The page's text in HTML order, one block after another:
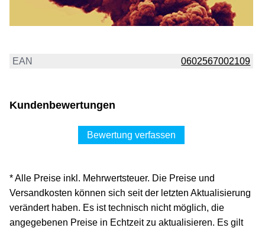
EAN 0602567002109
Kundenbewertungen
Bewertung verfassen
* Alle Preise inkl. Mehrwertsteuer. Die Preise und
Versandkosten können sich seit der letzten Aktualisierung
verändert haben. Es ist technisch nicht möglich, die
angegebenen Preise in Echtzeit zu aktualisieren. Es gilt